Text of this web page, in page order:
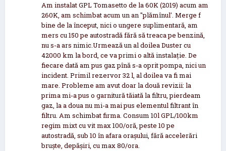
Am instalat GPL Tomasetto de la 60K (2019) acum am
260K, am schimbat acum un an "plămînul'. Merge f
bine de la început, nici o ungere suplimentară, am
mers cu 150 pe autostradă fără să treaca pe benzină,
nu s-a ars nimic.Urmează un al doilea Duster cu
42000 km la bord, ce va primi o altă instalație. De
fiecare dată am pus gaz pînă s-a oprit pompa, nici un
incident. Primil rezervor 32 l, al doilea va fi mai
mare. Probleme am avut doar la două revizii: la
prima mi-a pus o garnitură tăiată la filtru, pierdeam
gaz, la a doua nu mi-a mai pus elementul filtrant în
filtru. Am schimbat firma. Consum 10l GPL/100km
regim mixt cu vit max 100/oră, peste 10 pe
autostradă, sub 10 în afara orașului, fără accelerări
bruște, depășiri, cu max 80/ora.